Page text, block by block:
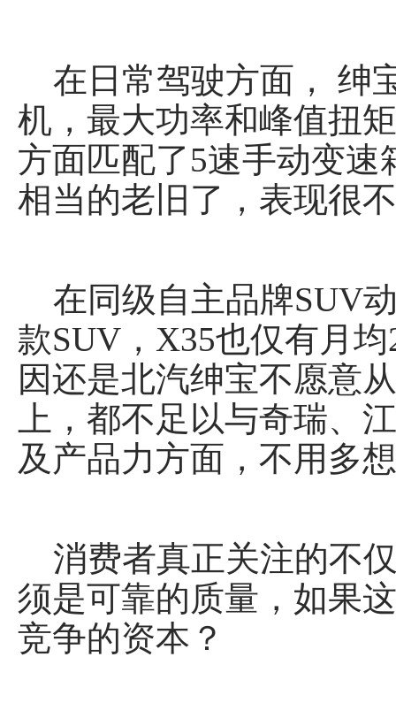
在日常驾驶方面， 绅
机，最大功率和峰值扭
方面匹配了5速手动变
相当的老旧了，表现很
在同级自主品牌SUV
款SUV，X35也仅有月
因还是北汽绅宝不愿意
上，都不足以与奇瑞、
及产品力方面，不用多
消费者真正关注的不
须是可靠的质量，如果
竞争的资本？